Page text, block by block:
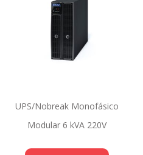
UPS/Nobreak Monofásico
Modular 6 kVA 220V